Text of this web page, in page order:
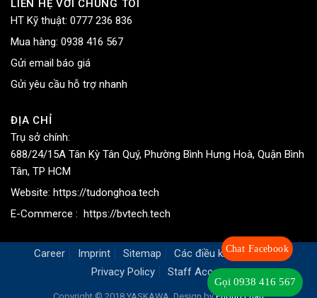
Chat Facebook
Gọi 0938 416 567
LIÊN HỆ VỚI CHÚNG TÔI
HT Kỹ thuật: 0777 236 836
Mua hàng: 0938 416 567
Gửi email báo giá
Gửi yêu cầu hỗ trợ nhanh
ĐỊA CHỈ
Trụ sở chính:
688/24/15A Tân Kỳ Tân Quý, Phường Bình Hưng Hoà, Quận Bình
Tân, TP HCM
Website: https://tudonghoa.tech
E-Commerce : https://bvtech.tech
Career Imprint Sitemap
Các điều khoản chung
Privacy Policy
Staff Access